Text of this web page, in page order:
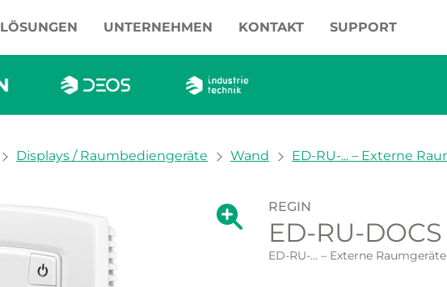
LÖSUNGEN UNTERNEHMEN KONTAKT SUPPORT
Displays / Raumbediengeräte Wand ED-RU-... – Externe
Zeige große Version des Bildes.
Zeige große
REGIN
ED-RU-DOCS
ED-RU-... – Externe Raumgeräte